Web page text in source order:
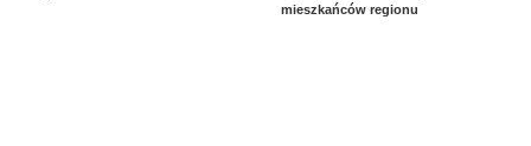
mieszkańców regionu